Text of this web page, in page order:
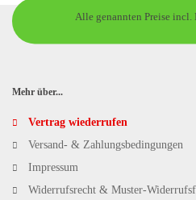
Alle genannten Preise incl.
Mehr über...
Vertrag wiederrufen
Versand- & Zahlungsbedingungen
Impressum
Widerrufsrecht & Muster-